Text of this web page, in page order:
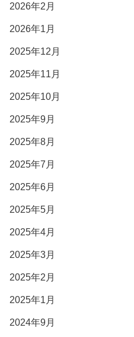
2026年2月
2026年1月
2025年12月
2025年11月
2025年10月
2025年9月
2025年8月
2025年7月
2025年6月
2025年5月
2025年4月
2025年3月
2025年2月
2025年1月
2024年9月